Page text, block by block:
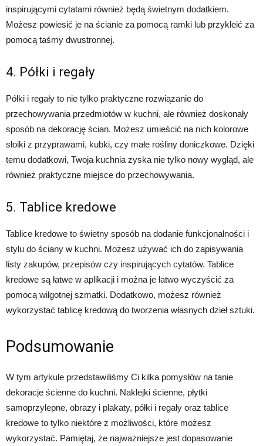
inspirującymi cytatami również będą świetnym dodatkiem.
Możesz powiesić je na ścianie za pomocą ramki lub przykleić za
pomocą taśmy dwustronnej.
4. Półki i regały
Półki i regały to nie tylko praktyczne rozwiązanie do
przechowywania przedmiotów w kuchni, ale również doskonały
sposób na dekorację ścian. Możesz umieścić na nich kolorowe
słoiki z przyprawami, kubki, czy małe rośliny doniczkowe. Dzięki
temu dodatkowi, Twoja kuchnia zyska nie tylko nowy wygląd, ale
również praktyczne miejsce do przechowywania.
5. Tablice kredowe
Tablice kredowe to świetny sposób na dodanie funkcjonalności i
stylu do ściany w kuchni. Możesz używać ich do zapisywania
listy zakupów, przepisów czy inspirujących cytatów. Tablice
kredowe są łatwe w aplikacji i można je łatwo wyczyścić za
pomocą wilgotnej szmatki. Dodatkowo, możesz również
wykorzystać tablicę kredową do tworzenia własnych dzieł sztuki.
Podsumowanie
W tym artykule przedstawiliśmy Ci kilka pomysłów na tanie
dekoracje ścienne do kuchni. Naklejki ścienne, płytki
samoprzylepne, obrazy i plakaty, półki i regały oraz tablice
kredowe to tylko niektóre z możliwości, które możesz
wykorzystać. Pamiętaj, że najważniejsze jest dopasowanie